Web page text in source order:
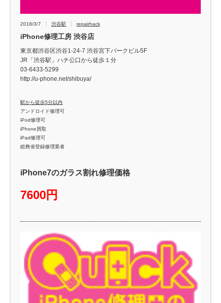
2018/3/7 渋谷駅 repairhack
iPhone修理工房 渋谷店
東京都渋谷区渋谷1-24-7 渋谷宮下パークビル5F
JR「渋谷駅」ハチ公口から徒歩１分
03-6433-5299
http://u-phone.net/shibuya/
駅から徒歩5分以内
アンドロイド修理可
iPod修理可
iPhone買取
iPad修理可
総務省登録修理業者
iPhone7のガラス割れ修理価格
7600円